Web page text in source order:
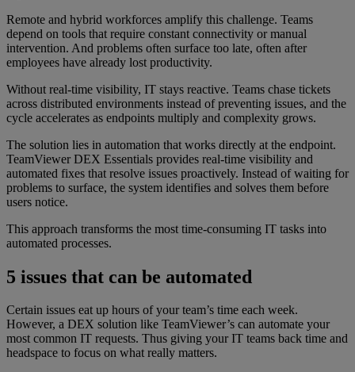
Remote and hybrid workforces amplify this challenge. Teams
depend on tools that require constant connectivity or manual
intervention. And problems often surface too late, often after
employees have already lost productivity.
Without real-time visibility, IT stays reactive. Teams chase tickets
across distributed environments instead of preventing issues, and the
cycle accelerates as endpoints multiply and complexity grows.
The solution lies in automation that works directly at the endpoint.
TeamViewer DEX Essentials provides real-time visibility and
automated fixes that resolve issues proactively. Instead of waiting for
problems to surface, the system identifies and solves them before
users notice.
This approach transforms the most time-consuming IT tasks into
automated processes.
5 issues that can be automated
Certain issues eat up hours of your team’s time each week.
However, a DEX solution like TeamViewer’s can automate your
most common IT requests. Thus giving your IT teams back time and
headspace to focus on what really matters.